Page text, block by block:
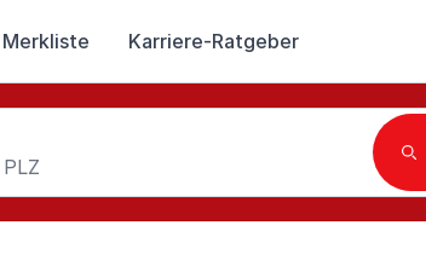
Merkliste Karriere-Ratgeber